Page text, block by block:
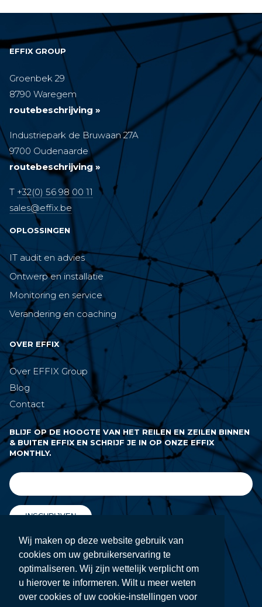
Wij maken op deze website gebruik van
cookies om uw gebruikerservaring te
optimaliseren. Wij zijn wettelijk verplicht om
u hierover te informeren. Wilt u meer weten
over cookies of uw cookie-instellingen voor
EFFIX GROUP
Groenbek 29
8790 Waregem
routebeschrijving »
Industriepark de Bruwaan 27A
9700 Oudenaarde
routebeschrijving »
T +32(0) 56 98 00 11
sales@effix.be
OPLOSSINGEN
IT audit en advies
Ontwerp en installatie
Monitoring en service
Verandering en coaching
OVER EFFIX
Over EFFIX Group
Blog
Contact
BLIJF OP DE HOOGTE VAN HET REILEN EN ZEILEN BINNEN
& BUITEN EFFIX EN SCHRIJF JE IN OP ONZE EFFIX
MONTHLY.
INSCHRIJVEN
VOLG ONS OP